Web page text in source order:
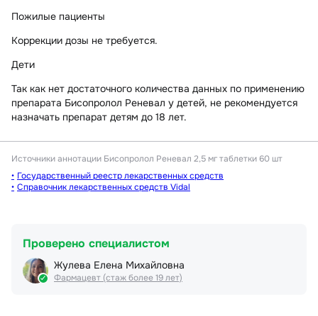
Пожилые пациенты
Коррекции дозы не требуется.
Дети
Так как нет достаточного количества данных по применению
препарата Бисопролол Реневал у детей, не рекомендуется
назначать препарат детям до 18 лет.
Источники аннотации Бисопролол Реневал 2,5 мг таблетки 60 шт
Государственный реестр лекарственных средств
Справочник лекарственных средств Vidal
Проверено специалистом
Жулева Елена Михайловна
Фармацевт (стаж более 19 лет)